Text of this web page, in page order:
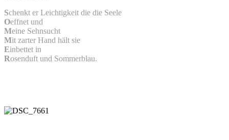
Schenkt er Leichtigkeit die die Seele
Oeffnet und
Meine Sehnsucht
Mit zarter Hand hält sie
Einbettet in
Rosenduft und Sommerblau.